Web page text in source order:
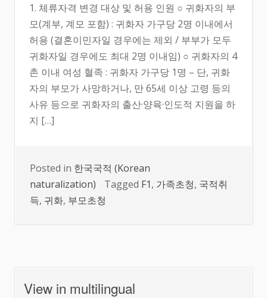
1. 체류자격 변경 대상 및 허용 인원 ○ 귀화자의 부
모(계부, 계모 포함) : 귀화자 가구당 2명 이내에서
허용 (결혼이민자일 경우에는 제외 / 부부가 모두
귀화자일 경우에도 최대 2명 이내임) ○ 귀화자의 4
촌 이내 여성 혈족 : 귀화자 가구당 1명 – 단, 귀화
자의 부모가 사망하거나, 만 65세 이상 고령 등의
사유 등으로 귀화자의 출산·양육·인도적 지원을 하
지 […]
Posted in 한국국적 (Korean
naturalization)
Tagged F1, 가족초청, 국적취
득, 귀화, 부모초청
View in multilingual